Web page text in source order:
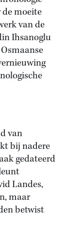
moeite
van de
Ihsanoglu
van
bij nadere
gedateerd
Landes,
maar
betwist